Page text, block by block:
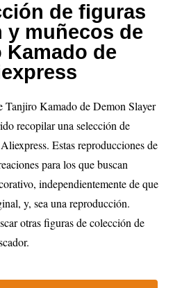
de figuras
y muñecos de
Kamado de
Tanjiro Kamado de Demon Slayer
recopilar una selección de
Estas reproducciones de
para los que buscan
independientemente de que
y, sea una reproducción.
otras figuras de colección de